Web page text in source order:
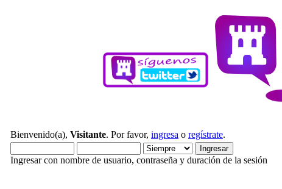
Bienvenido(a), Visitante. Por favor, ingresa o regístrate.
Ingresar con nombre de usuario, contraseña y duración de la sesión